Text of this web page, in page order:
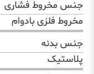
جنس مخروط فشاری
مخروط فلزی بادوام
جنس بدنه
پلاستیک